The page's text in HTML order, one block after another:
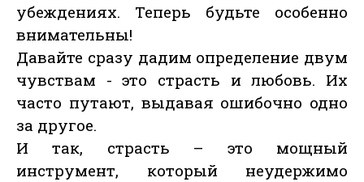
убеждениях. Теперь будьте особенно
внимательны!
Давайте сразу дадим определение двум
чувствам - это страсть и любовь. Их
часто путают, выдавая ошибочно одно
за другое.
И так, страсть – это мощный
инструмент, который неудержимо